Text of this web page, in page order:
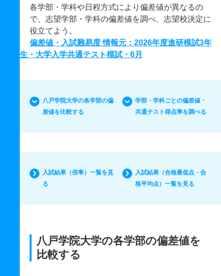
各学部・学科や日程方式により偏差値が異なるの
で、志望学部・学科の偏差値を調べ、志望校決定に
役立てよう。
偏差値・入試難易度 情報元：2026年度進研模試3年
生・大学入学共通テスト模試・6月
八戸学院大学の各学部の偏
差値を比較する
学部・学科ごとの偏差値・
共通テスト得点率を調べる
入試結果（倍率）一覧を見
る
入試結果（合格最低点・合
格平均点）一覧を見る
八戸学院大学の各学部の偏差値を
比較する